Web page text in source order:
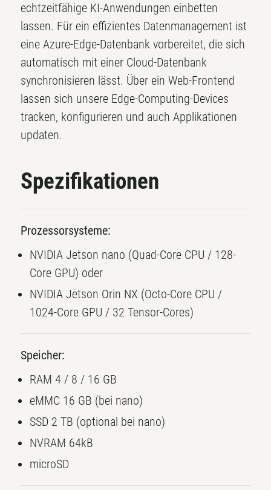
echtzeitfähige KI-Anwendungen einbetten
lassen. Für ein effizientes Datenmanagement ist
eine Azure-Edge-Datenbank vorbereitet, die sich
automatisch mit einer Cloud-Datenbank
synchronisieren lässt. Über ein Web-Frontend
lassen sich unsere Edge-Computing-Devices
tracken, konfigurieren und auch Applikationen
updaten.
Spezifikationen
Prozessorsysteme:
NVIDIA Jetson nano (Quad-Core CPU / 128-
Core GPU) oder
NVIDIA Jetson Orin NX (Octo-Core CPU /
1024-Core GPU / 32 Tensor-Cores)
Speicher:
RAM 4 / 8 / 16 GB
eMMC 16 GB (bei nano)
SSD 2 TB (optional bei nano)
NVRAM 64kB
microSD